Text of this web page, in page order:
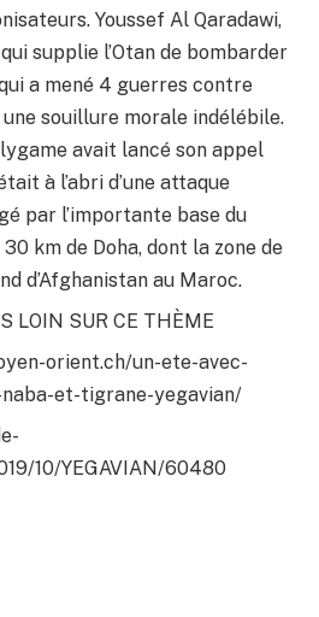
Youssef Al Qaradawi,
supplie l’Otan de bombarder
a mené 4 guerres contre
souillure morale indélébile.
avait lancé son appel
à l’abri d’une attaque
par l’importante base du
km de Doha, dont la zone de
d’Afghanistan au Maroc.
LOIN SUR CE THÈME
orient.ch/un-ete-avec-
et-tigrane-yegavian/
10/YEGAVIAN/60480